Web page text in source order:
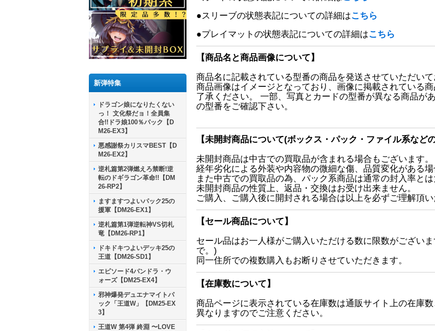
新弾特集
ドラゴン娘になりたくない
っ！ 文化祭だョ！全員集
合!!ドラ娘100％パック【D
M26-EX3】
悪感謝祭カリスマBEST【D
M26-EX2】
逆札篇第2弾燃えろ禁断!逆
転のドギラゴン革命!!【DM
26-RP2】
ますますつよいパック25の
援軍【DM26-EX1】
逆札篇第1弾逆転神VS切札
竜【DM26-RP1】
ドキドキつよいデッキ25の
王道【DM26-SD1】
エピソード4パンドラ・ウ
ォーズ【DM25-EX4】
邪神爆発デュエナマイトパ
ック「王道W」【DM25-EX
3】
王道W 第4弾 終淵 〜LOVE
●スリーブの状態表記についての詳細はこちら
●プレイマットの状態表記についての詳細はこちら
【商品名と商品画像について】
商品名に記載されている型番の商品を発送させていただいて
商品画像はイメージとなっており、画像に掲載されている
了承ください。 一部、写真とカードの型番が異なる商品が
の型番をご確認下さい。
【未開封商品について(ボックス・パック・ファイル系など
未開封商品は中古での買取品が含まれる場合もございます。
経年劣化による外装や内容物の微細な傷、品質変化がある場
また中古での買取品の為、パック系商品は通常の封入率と
未開封商品の性質上、返品・交換はお受け出来ません。
ご購入、ご購入後に開封される場合は以上を必ずご理解頂い
【セール商品について】
セール品はお一人様がご購入いただける数に限数がござい
で。)
同一住所での複数購入もお断りさせていただきます。
【在庫数について】
商品ページに表示されている在庫数は通販サイト上の在庫
異なりますのでご注意ください。